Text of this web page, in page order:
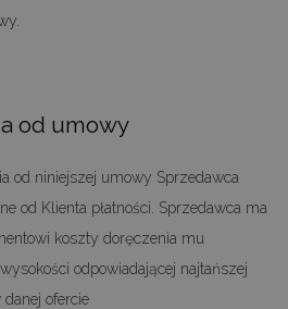
od umowy
od niniejszej umowy Sprzedawca
od Klienta płatności. Sprzedawca ma
koszty doręczenia mu
odpowiadającej najtańszej
ofercie